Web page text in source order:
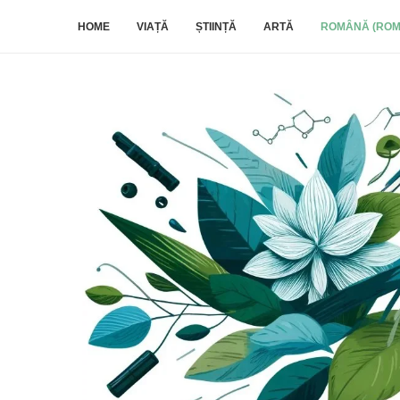
HOME VIAȚĂ ȘTIINȚĂ ARTĂ ROMÂNĂ